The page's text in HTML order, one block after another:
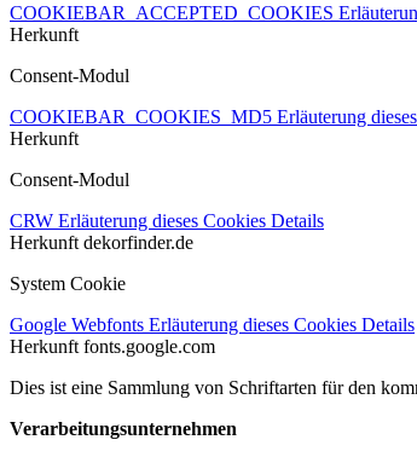
COOKIEBAR_ACCEPTED_COOKIES
Herkunft
Consent-Modul
COOKIEBAR_COOKIES_MD5 Erläuterung
Herkunft
Consent-Modul
CRW Erläuterung dieses Cookies Details
Herkunft dekorfinder.de
System Cookie
Google Webfonts Erläuterung dieses Cookies Details
Herkunft fonts.google.com
Dies ist eine Sammlung von Schriftarten für den
Verarbeitungsunternehmen